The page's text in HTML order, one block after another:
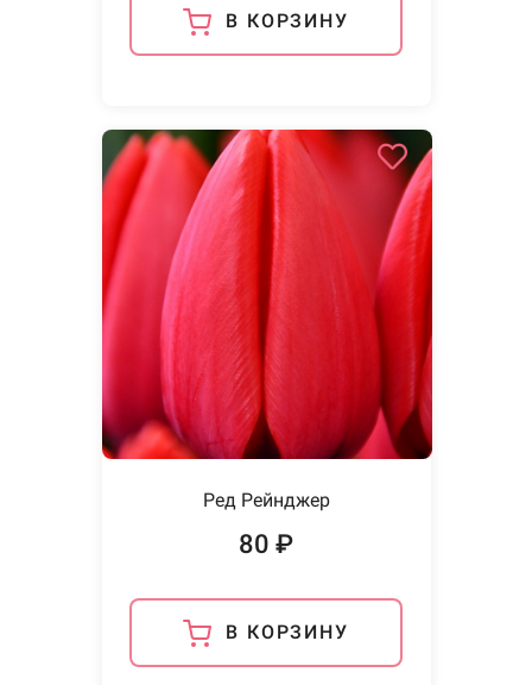
В КОРЗИНУ
Ред Рейнджер
80 ₽
В КОРЗИНУ